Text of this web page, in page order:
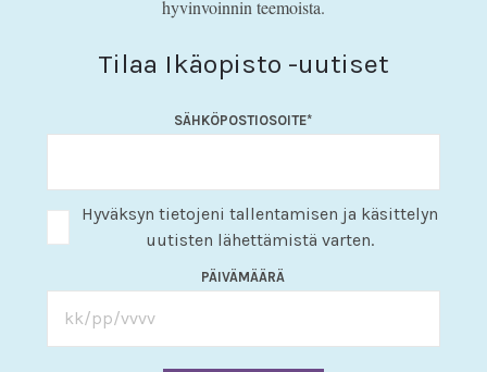
hyvinvoinnin teemoista.
Tilaa Ikäopisto -uutiset
SÄHKÖPOSTIOSOITE*
Hyväksyn tietojeni tallentamisen ja käsittelyn
uutisten lähettämistä varten.
PÄIVÄMÄÄRÄ